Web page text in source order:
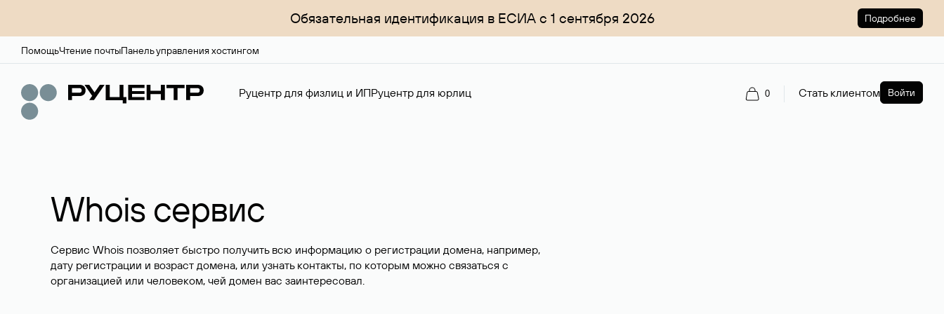
Обязательная идентификация в ЕСИА с 1 сентября 2026 Подробнее
ПомощьЧтение почтыПанель управления хостингом
Руцентр для физлиц и ИПРуцентр для юрлиц 0 Стать клиентом Войти
Whois сервис
Сервис Whois позволяет быстро получить всю информацию о регистрации домена, например,
дату регистрации и возраст домена, или узнать контакты, по которым можно связаться с
организацией или человеком, чей домен вас заинтересовал.